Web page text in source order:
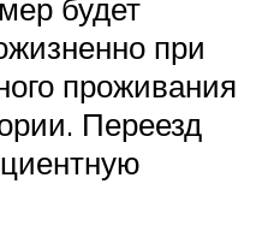
будет
при
проживания
Переезд